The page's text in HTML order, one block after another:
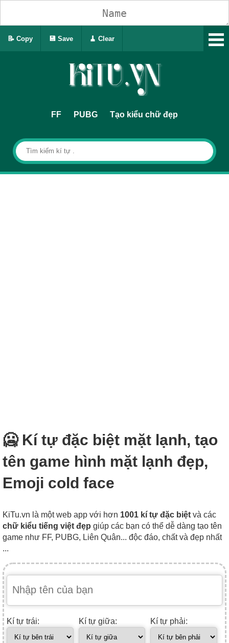
FF PUBG Tạo kiểu chữ đẹp
🥶 Kí tự đặc biệt mặt lạnh, tạo
tên game hình mặt lạnh đẹp,
Emoji cold face
KiTu.vn là một web app với hơn 1001 kí tự đặc biệt và các
chữ kiểu tiếng việt đẹp giúp các bạn có thể dễ dàng tạo tên
game như FF, PUBG, Liên Quân... độc đáo, chất và đẹp nhất
...
Kí tự trái: Kí tự giữa: Kí tự phải:
📝 Copy 💾 Save 🧹 Clear